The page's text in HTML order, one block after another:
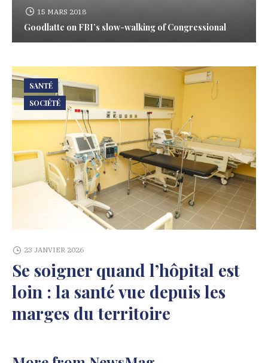
15 MARS 2018
Goodlatte on FBI’s slow-walking of Congressional
SANTÉ
SOCIÉTÉ
23 JANVIER 2026
Se soigner quand l’hôpital est
loin : la santé vue depuis les
marges du territoire